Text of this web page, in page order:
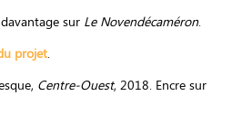
sur Le Novendécaméron.
projet.
Centre-Ouest, 2018. Encre sur